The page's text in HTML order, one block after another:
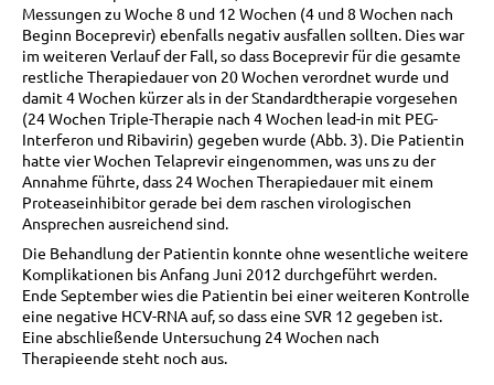
Messungen zu Woche 8 und 12 Wochen (4 und 8 Wochen nach
Beginn Boceprevir) ebenfalls negativ ausfallen sollten. Dies war
im weiteren Verlauf der Fall, so dass Boceprevir für die gesamte
restliche Therapiedauer von 20 Wochen verordnet wurde und
damit 4 Wochen kürzer als in der Standardtherapie vorgesehen
(24 Wochen Triple-Therapie nach 4 Wochen lead-in mit PEG-
Interferon und Ribavirin) gegeben wurde (Abb. 3). Die Patientin
hatte vier Wochen Telaprevir eingenommen, was uns zu der
Annahme führte, dass 24 Wochen Therapiedauer mit einem
Proteaseinhibitor gerade bei dem raschen virologischen
Ansprechen ausreichend sind.
Die Behandlung der Patientin konnte ohne wesentliche weitere
Komplikationen bis Anfang Juni 2012 durchgeführt werden.
Ende September wies die Patientin bei einer weiteren Kontrolle
eine negative HCV-RNA auf, so dass eine SVR 12 gegeben ist.
Eine abschließende Untersuchung 24 Wochen nach
Therapieende steht noch aus.